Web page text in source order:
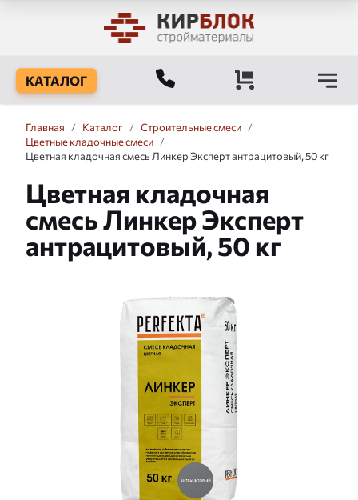
КАТАЛОГ
Главная / Каталог / Строительные смеси /
Цветные кладочные смеси /
Цветная кладочная смесь Линкер Эксперт антрацитовый, 50 кг
Цветная кладочная
смесь Линкер Эксперт
антрацитовый, 50 кг